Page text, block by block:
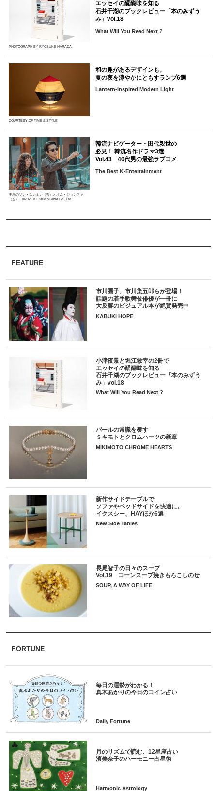
FEATURE
市川團子、市川染五郎らが登場！
話題の若手歌舞伎俳優が一冊に
大反響のビジュアル本が絶賛発売中
KABUKI HOPE
小津夜景と堀江敏幸の2冊で
エッセイの醍醐味を知る
石井千湖のブックレビュー「本のみずう
み」vol.18
What Will You Read Next ?
パールの常識を覆す
ミキモトとクロムハーツの新章
MIKIMOTO CHROME HEARTS
新作サイドテーブルで
ソファやベッドサイドを快適に。
イクスシー、HAYほか6選
New Side Tables
長尾智子の日々のスープ
Vol.19 コーンスープ焼きもろこしのせ
SOUP, A WAY OF LIFE
FORTUNE
毎日の運勢がわかる！
月のリズムで読む、12星座占い
PHOTOGRAPH BY RYOSUKE HARADA
エッセイの醍醐味を知る
石井千湖のブックレビュー「本のみずう
み」vol.18
What Will You Read Next ?
COURTESY OF TIME & STYLE
和の趣があるデザインも。
夏の夜を涼やかにともすランプ6選
Lantern-Inspired Modern Light
主演のソン・スンホン（右）とオム・ジョンファ
（左） ©2025 KT StudioGenie Co., Ltd
韓流ナビゲーター・田代親世の
必見！ 韓流名作ドラマ3選
Vol.43 40代男の最強ラブコメ
The Best K-Entertainment